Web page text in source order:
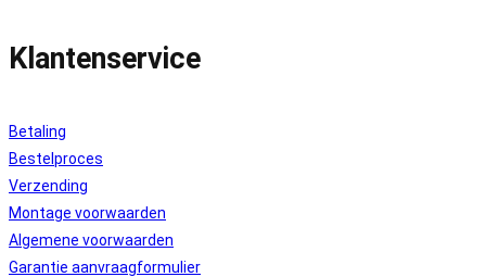
Klantenservice
Betaling
Bestelproces
Verzending
Montage voorwaarden
Algemene voorwaarden
Garantie aanvraagformulier